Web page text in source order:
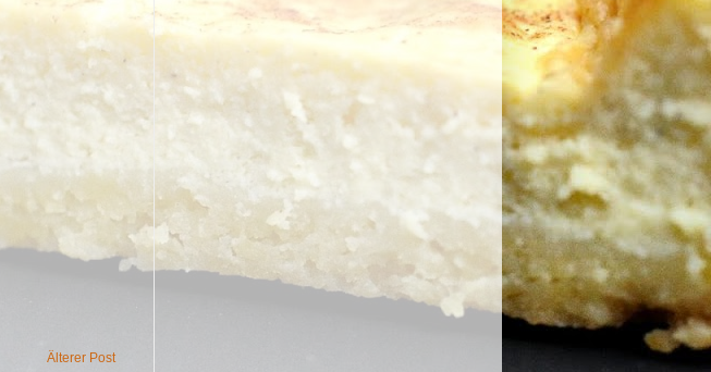
Älterer Post